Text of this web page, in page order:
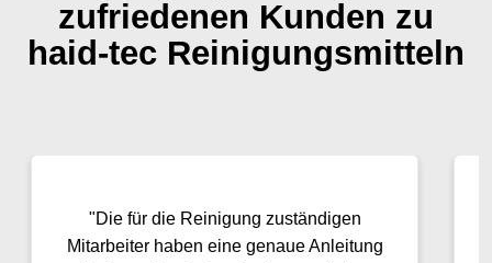
zufriedenen Kunden zu
haid-tec Reinigungsmitteln
"Die für die Reinigung zuständigen
Mitarbeiter haben eine genaue Anleitung